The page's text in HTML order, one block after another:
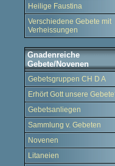
Heilige Faustina
Verschiedene Gebete mit
Verheissungen
Gnadenreiche
Gebete/Novenen
Gebetsgruppen CH D A
Erhört Gott unsere
Gebetsanliegen
Sammlung v. Gebeten
Novenen
Litaneien